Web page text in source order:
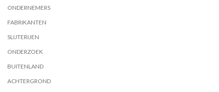
ONDERNEMERS
FABRIKANTEN
SLIJTERIJEN
ONDERZOEK
BUITENLAND
ACHTERGROND